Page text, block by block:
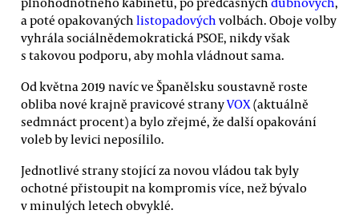
a poté opakovaných listopadových volbách. Oboje volby
vyhrála sociálnědemokratická PSOE, nikdy však
s takovou podporu, aby mohla vládnout sama.
Od května 2019 navíc ve Španělsku soustavně roste
obliba nové krajně pravicové stranyVOX (aktuálně
sedmnáct procent) a bylo zřejmé, že další opakování
voleb by levici neposílilo.
Jednotlivé strany stojící za novou vládou tak byly
ochotné přistoupit na kompromis více, než bývalo
v minulých letech obvyklé.